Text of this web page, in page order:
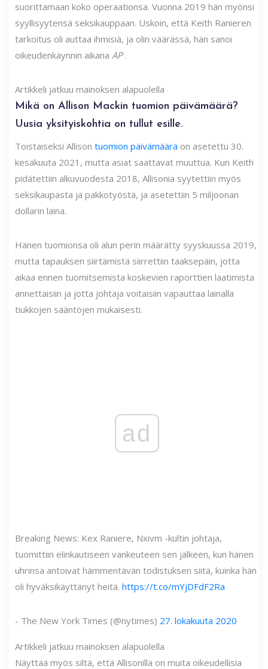
suorittamaan koko operaationsa. Vuonna 2019 hän myönsi
syyllisyytensä seksikauppaan. Uskoin, että Keith Ranieren
tarkoitus oli auttaa ihmisiä, ja olin väärässä, hän sanoi
oikeudenkäynnin aikana AP.
Artikkeli jatkuu mainoksen alapuolella
Mikä on Allison Mackin tuomion päivämäärä?
Uusia yksityiskohtia on tullut esille.
Toistaiseksi Allison tuomion päivämäärä on asetettu 30.
kesäkuuta 2021, mutta asiat saattavat muuttua. Kun Keith
pidätettiin alkuvuodesta 2018, Allisonia syytettiin myös
seksikaupasta ja pakkotyöstä, ja asetettiin 5 miljoonan
dollarin laina.
Hänen tuomionsa oli alun perin määrätty syyskuussa 2019,
mutta tapauksen siirtämistä siirrettiin taaksepäin, jotta
aikaa ennen tuomitsemista koskevien raporttien laatimista
annettaisiin ja jotta johtaja voitaisiin vapauttaa lainalla
tiukkojen sääntöjen mukaisesti.
ad
Breaking News: Kex Raniere, Nxivm -kultin johtaja,
tuomittiin elinkautiseen vankeuteen sen jälkeen, kun hänen
uhrinsa antoivat hämmentävän todistuksen siitä, kuinka hän
oli hyväksikäyttänyt heitä. https://t.co/mYjDFdF2Ra
- The New York Times (@nytimes) 27. lokakuuta 2020
Artikkeli jatkuu mainoksen alapuolella
Näyttää myös siltä, ​​että Allisonilla on muita oikeudellisia